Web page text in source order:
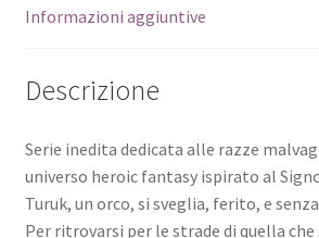
Informazioni aggiuntive
Descrizione
Serie inedita dedicata alle razze
universo heroic fantasy ispirato al
Turuk, un orco, si sveglia, ferito, e
Per ritrovarsi per le strade di quella che